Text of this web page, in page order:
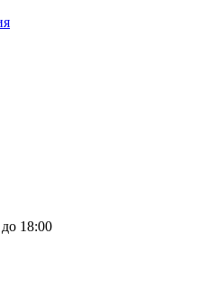
18:00